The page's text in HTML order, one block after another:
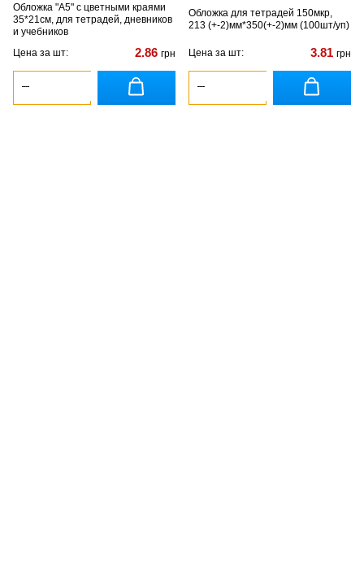
Обложка "А5" с цветными краями
35*21см, для тетрадей, дневников
и учебников
Цена за шт:
2.86 грн
Обложка для тетрадей 150мкр,
213 (+-2)мм*350(+-2)мм (100шт/уп)
Цена за шт: 3.81 грн